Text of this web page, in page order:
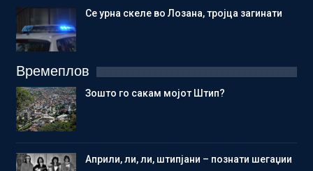
Се урна скеле во Лозана, тројца загинати
Времеплов
Зошто го сакам мојот Штип?
Aприли, ли, ли, штипјани – познати шегаџии